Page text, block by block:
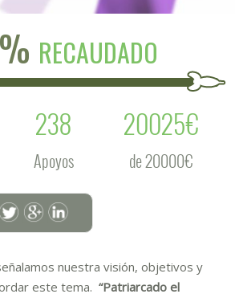
RECAUDADO
238
Apoyos
20025€
de 20000€
nuestra visión, objetivos y
este tema. “Patriarcado el